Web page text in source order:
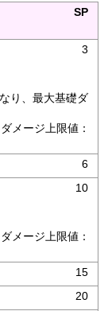
SP
3
り、最大基礎ダ
メージ上限値：
6
10
メージ上限値：
15
20